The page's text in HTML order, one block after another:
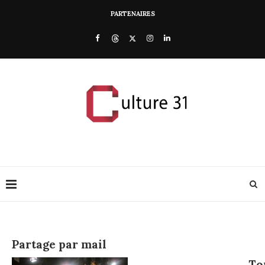
PARTENAIRES
Partage par mail